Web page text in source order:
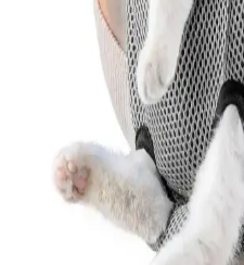
Kedi Tüy Dökmesini
Güvenilir Yöntemler
Kedi tüy dökmesini azaltmak için
çözümler ve düzenli bakım
MEO Kedi Maması Ton
İçeriğiyle Sağlıklı
MEO'nun ton balık ve deniz
kaliteli içerikleriyle kedilerin
ve güçlü bağışıklık sağlar.